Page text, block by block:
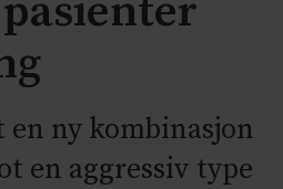
en ny kombinasjon
en aggressiv type